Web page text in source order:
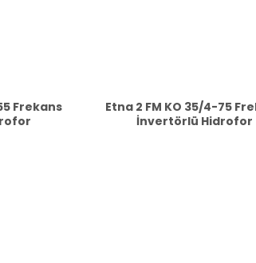
Frekans
Etna 2 FM KO 35/4-75
İnvertörlü Hidrofor